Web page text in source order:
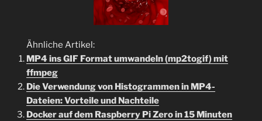
Ähnliche Artikel:
MP4 ins GIF Format umwandeln (mp2togif) mit
ffmpeg
Die Verwendung von Histogrammen in MP4-
Dateien: Vorteile und Nachteile
Docker auf dem Raspberry Pi Zero in 15 Minuten